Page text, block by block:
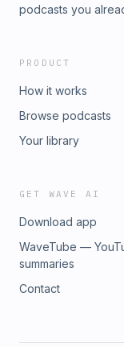
podcasts you
PRODUCT
How it works
Browse podcasts
Your library
GET WAVE AI
Download app
WaveTube —
summaries
Contact